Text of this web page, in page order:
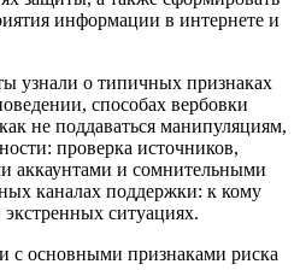
информации в интернете и
узнали о типичных признаках
способах вербовки
не поддаваться манипуляциям,
проверка источников,
аккаунтами и сомнительными
каналах поддержки: к кому
ситуациях.
с основными признаками риска